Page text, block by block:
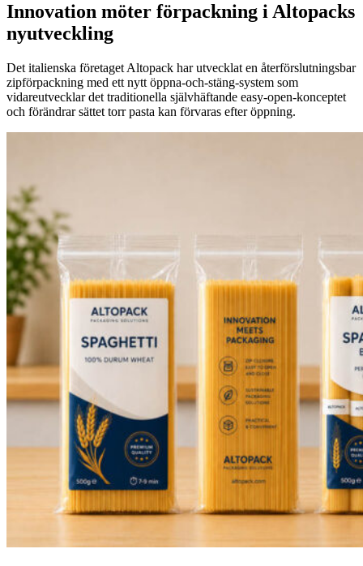
Innovation möter förpackning i Altopacks
nyutveckling
Det italienska företaget Altopack har utvecklat en återförslutningsbar
zipförpackning med ett nytt öppna-och-stäng-system som
vidareutvecklar det traditionella självhäftande easy-open-konceptet
och förändrar sättet torr pasta kan förvaras efter öppning.